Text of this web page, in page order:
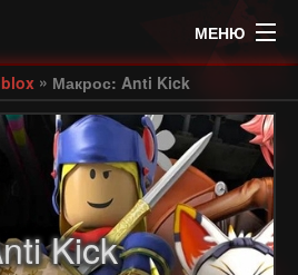
МЕНЮ
» Макрос: Anti Kick
Kick